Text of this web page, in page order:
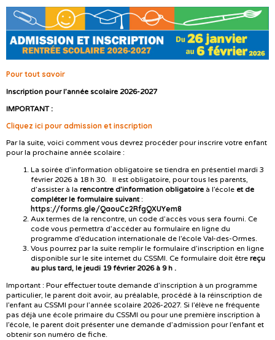
Pour tout savoir
Inscription pour l’année scolaire 2026-2027
IMPORTANT :
Cliquez ici pour admission et inscription
Par la suite, voici comment vous devrez procéder pour inscrire votre enfant
pour la prochaine année scolaire :
La soirée d’information obligatoire se tiendra en présentiel mardi 3
février 2026 à 18 h 30. Il est obligatoire, pour tous les parents,
d’assister à la rencontre d’information obligatoire à l’école et de
compléter le formulaire suivant :
https://forms.gle/QaouCc2RfgQXUYem8
Aux termes de la rencontre, un code d’accès vous sera fourni. Ce
code vous permettra d’accéder au formulaire en ligne du
programme d’éducation internationale de l’école Val-des-Ormes.
Vous pourrez par la suite remplir le formulaire d’inscription en ligne
disponible sur le site internet du CSSMI. Ce formulaire doit être reçu
au plus tard, le jeudi 19 février 2026 à 9 h .
Important : Pour effectuer toute demande d’inscription à un programme
particulier, le parent doit avoir, au préalable, procédé à la réinscription de
l’enfant au CSSMI pour l’année scolaire 2026-2027. Si l’élève ne fréquente
pas déjà une école primaire du CSSMI ou pour une première inscription à
l’école, le parent doit présenter une demande d’admission pour l’enfant et
obtenir son numéro de fiche.